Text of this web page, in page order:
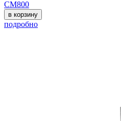
СМ800
в корзину
подробно